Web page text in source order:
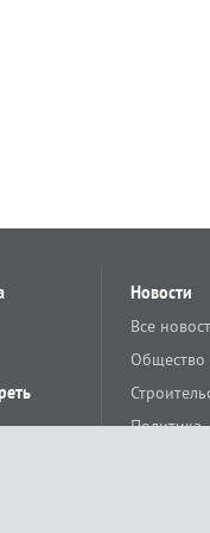
Новости
Все
Общество
Политика